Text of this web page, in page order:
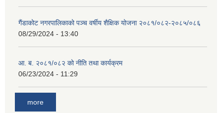
गैंडाकोट नगरपालिकाको पञ्च वर्षीय शैक्षिक योजना २०८१/०८२-२०८५/०८६
08/29/2024 - 13:40
आ. ब. २०८१/०८२ को नीति तथा कार्यक्रम
06/23/2024 - 11:29
more